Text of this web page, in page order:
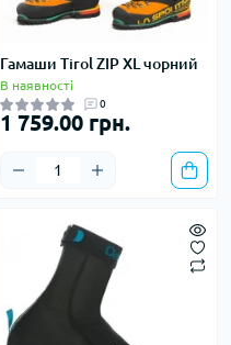
Гамаши Tirol ZIP XL чорний
В наявності
0
1 759.00 грн.